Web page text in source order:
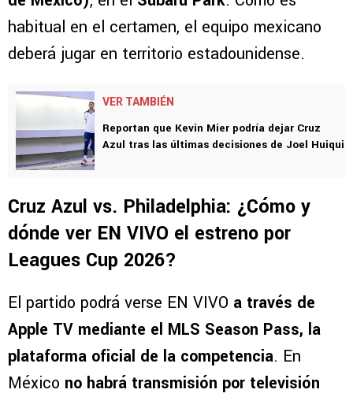
habitual en el certamen, el equipo mexicano
deberá jugar en territorio estadounidense.
VER TAMBIÉN
Reportan que Kevin Mier podría dejar Cruz
Azul tras las últimas decisiones de Joel Huiqui
Cruz Azul vs. Philadelphia: ¿Cómo y
dónde ver EN VIVO el estreno por
Leagues Cup 2026?
El partido podrá verse EN VIVO a través de
Apple TV mediante el MLS Season Pass, la
plataforma oficial de la competencia. En
México no habrá transmisión por televisión